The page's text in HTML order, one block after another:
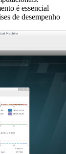
é essencial
de desempenho